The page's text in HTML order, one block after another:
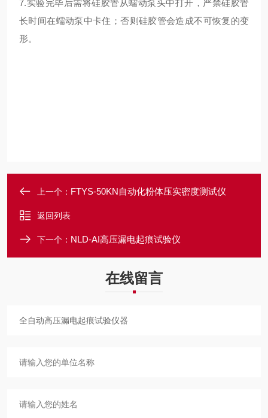
7.实验完毕后需将硅胶管从蠕动泵头中打开，严禁硅胶管
长时间在蠕动泵中卡住；否则硅胶管会造成不可恢复的变
形。
上一个： FTYS-50KN自动化粉体压实密度测试仪
返回列表
下一个： NLD-AI高压漏电起痕试验仪
在线留言